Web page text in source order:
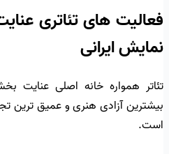
فعالیت های تئاتری
نمایش ایرانی
تئاتر همواره خانه اصلی
بیشترین آزادی هنری و عمیق ترین
است.